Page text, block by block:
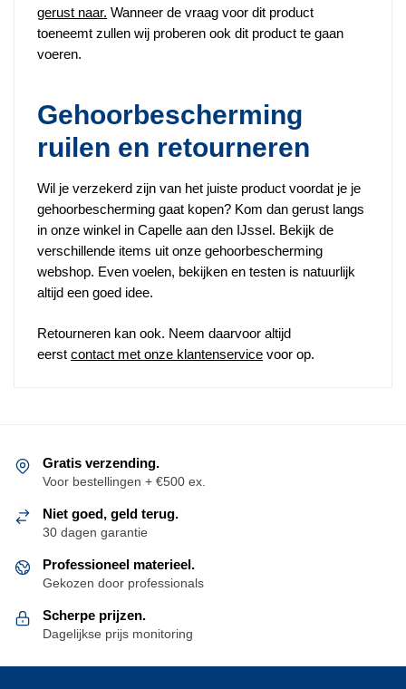
gerust naar. Wanneer de vraag voor dit product
toeneemt zullen wij proberen ook dit product te gaan
voeren.
Gehoorbescherming
ruilen en retourneren
Wil je verzekerd zijn van het juiste product voordat je je
gehoorbescherming gaat kopen? Kom dan gerust langs
in onze winkel in Capelle aan den IJssel. Bekijk de
verschillende items uit onze gehoorbescherming
webshop. Even voelen, bekijken en testen is natuurlijk
altijd een goed idee.
Retourneren kan ook. Neem daarvoor altijd
eerst contact met onze klantenservice voor op.
Gratis verzending.
Voor bestellingen + €500 ex.
Niet goed, geld terug.
30 dagen garantie
Professioneel materieel.
Gekozen door professionals
Scherpe prijzen.
Dagelijkse prijs monitoring